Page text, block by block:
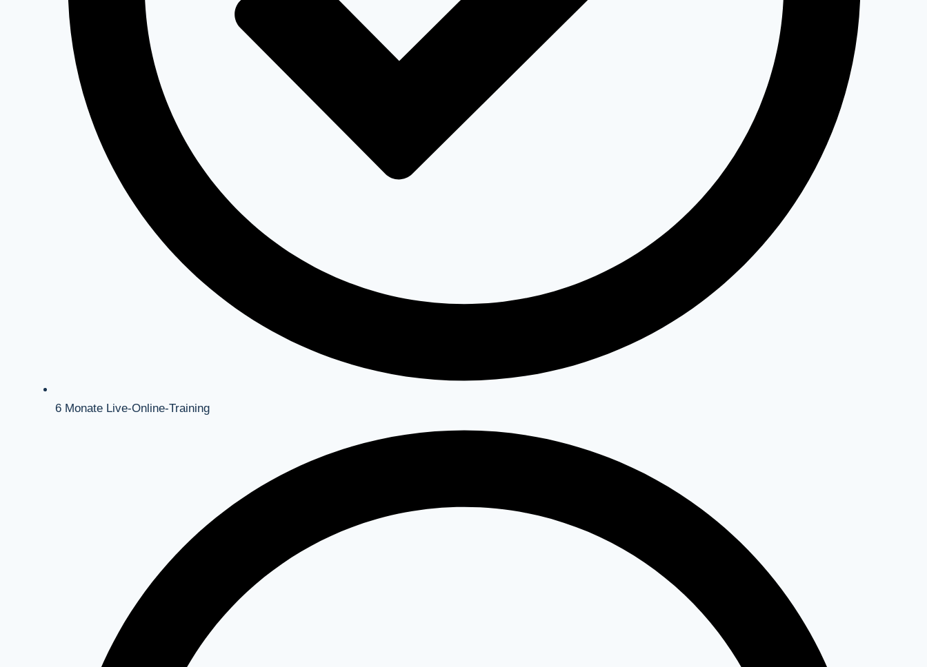
6 Monate Live-Online-Training